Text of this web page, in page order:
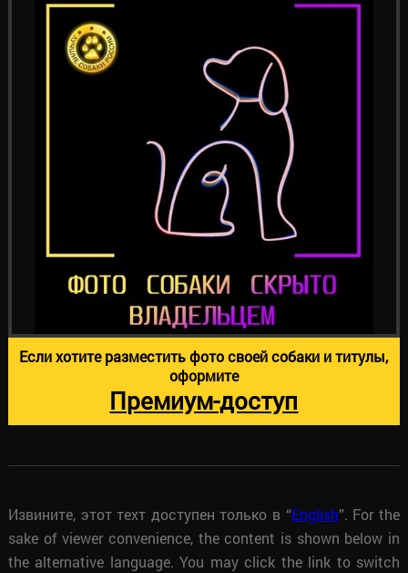
Если хотите разместить фото своей собаки и титулы,
оформите
Премиум-доступ
Извините, этот техт доступен только в “English”. For the
sake of viewer convenience, the content is shown below in
the alternative language. You may click the link to switch